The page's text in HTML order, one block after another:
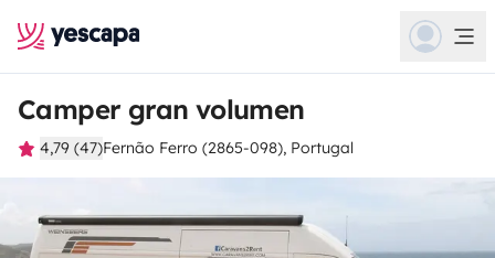
Camper gran volumen
4,79 (47)Fernão Ferro (2865-098), Portugal